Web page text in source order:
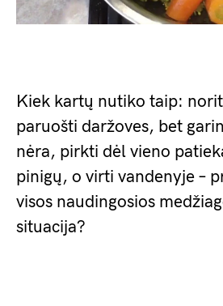
Kiek kartų nutiko taip:
paruošti daržoves, bet
nėra, pirkti dėl vieno
pinigų, o virti vandenyje –
visos naudingosios
situacija?